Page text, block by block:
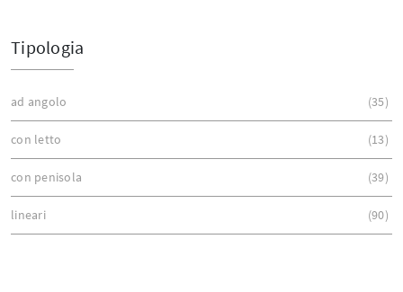
Tipologia
ad angolo 35
con letto 13
con penisola 39
lineari 90